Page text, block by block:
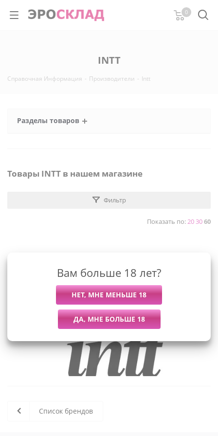
0
INTT
Справочная Информация - Производители - Intt
Разделы товаров
Товары INTT в нашем магазине
Фильтр
Показать по:203060
В данный момент нет активных
товаров
Список брендов
Вам больше 18 лет?